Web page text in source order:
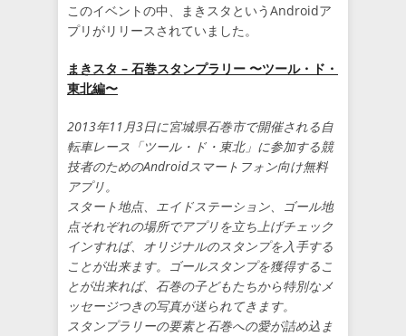
このイベントの中、まきスタというAndroidア
プリがリリースされていました。
まきスタ – 石巻スタンプラリー 〜ツール・ド・
東北編〜
2013年11月3日に宮城県石巻市で開催される自
転車レース「ツール・ド・東北」に参加する競
技者のためのAndroidスマートフォン向け無料
アプリ。
スタート地点、エイドステーション、ゴール地
点それぞれの場所でアプリを立ち上げチェック
インすれば、オリジナルのスタンプを入手する
ことが出来ます。ゴールスタンプを獲得するこ
とが出来れば、石巻の子どもたちから特別なメ
ッセージつきの写真が送られてきます。
スタンプラリーの要素と石巻への愛が詰め込ま